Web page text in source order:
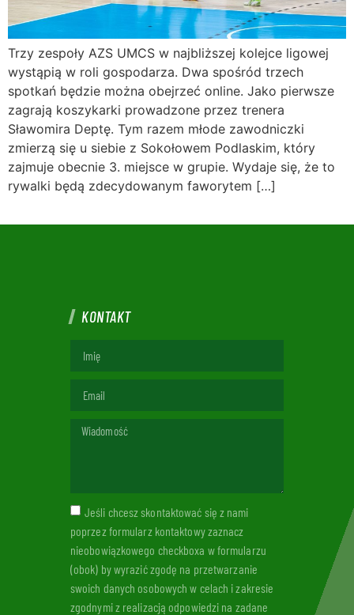
Trzy zespoły AZS UMCS w najbliższej kolejce ligowej
wystąpią w roli gospodarza. Dwa spośród trzech
spotkań będzie można obejrzeć online. Jako pierwsze
zagrają koszykarki prowadzone przez trenera
Sławomira Deptę. Tym razem młode zawodniczki
zmierzą się u siebie z Sokołowem Podlaskim, który
zajmuje obecnie 3. miejsce w grupie. Wydaje się, że to
rywalki będą zdecydowanym faworytem […]
KONTAKT
Jeśli chcesz skontaktować się z nami
poprzez formularz kontaktowy zaznacz
nieobowiązkowego checkboxa w formularzu
(obok) by wyrazić zgodę na przetwarzanie
swoich danych osobowych w celach i zakresie
zgodnymi z realizacją odpowiedzi na zadane